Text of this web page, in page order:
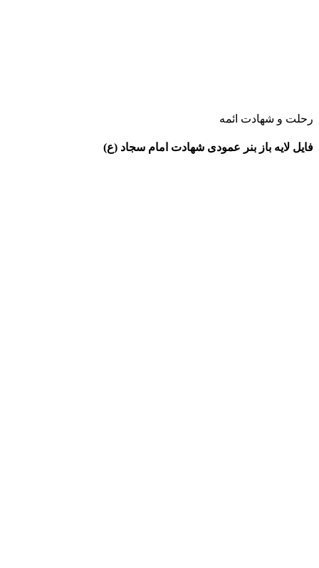
رحلت و شهادت ائمه
فایل لایه باز بنر عمودی شهادت امام سجاد (ع)